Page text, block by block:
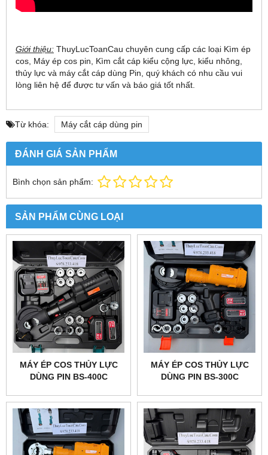
Giới thiệu: ThuyLucToanCau chuyên cung cấp các loại Kìm ép
cos, Máy ép cos pin, Kìm cắt cáp kiểu cộng lực, kiểu nhông,
thủy lực và máy cắt cáp dùng Pin, quý khách có nhu cầu vui
lòng liên hệ để được tư vấn và báo giá tốt nhất.
Từ khóa: Máy cắt cáp dùng pin
ĐÁNH GIÁ SẢN PHẨM
Bình chọn sản phẩm:
SẢN PHẨM CÙNG LOẠI
MÁY ÉP COS THỦY LỰC
DÙNG PIN BS-400C
MÁY ÉP COS THỦY LỰC
DÙNG PIN BS-300C